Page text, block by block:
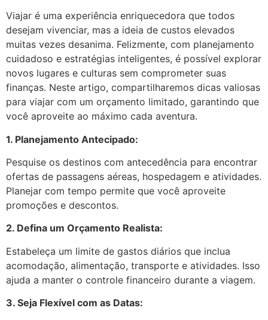
Viajar é uma experiência enriquecedora que todos
desejam vivenciar, mas a ideia de custos elevados
muitas vezes desanima. Felizmente, com planejamento
cuidadoso e estratégias inteligentes, é possível explorar
novos lugares e culturas sem comprometer suas
finanças. Neste artigo, compartilharemos dicas valiosas
para viajar com um orçamento limitado, garantindo que
você aproveite ao máximo cada aventura.
1. Planejamento Antecipado:
Pesquise os destinos com antecedência para encontrar
ofertas de passagens aéreas, hospedagem e atividades.
Planejar com tempo permite que você aproveite
promoções e descontos.
2. Defina um Orçamento Realista:
Estabeleça um limite de gastos diários que inclua
acomodação, alimentação, transporte e atividades. Isso
ajuda a manter o controle financeiro durante a viagem.
3. Seja Flexível com as Datas: